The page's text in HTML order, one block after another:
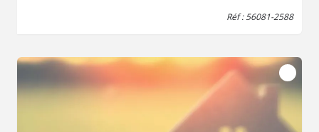
Réf : 56081-2588